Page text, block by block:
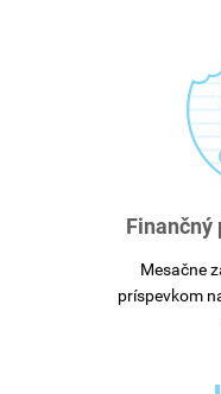
Finančný
Mesačne
príspevkom